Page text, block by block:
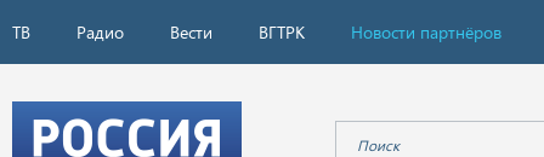
ТВ Радио Вести ВГТРК Новости партнёров